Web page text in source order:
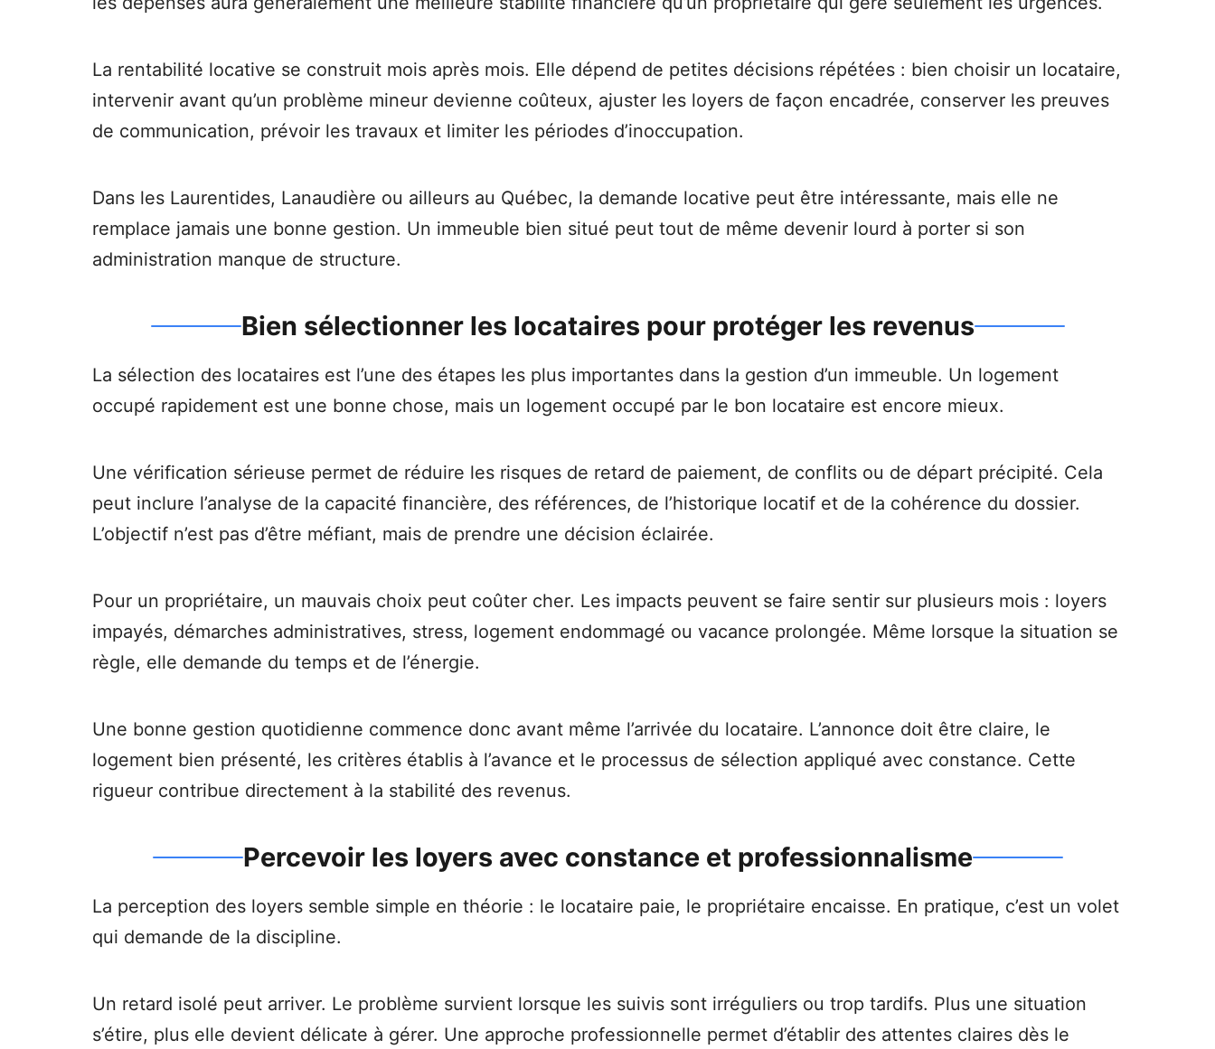
La rentabilité locative se construit mois après mois. Elle dépend de petites décisions répétées : bien choisir un locataire,
intervenir avant qu’un problème mineur devienne coûteux, ajuster les loyers de façon encadrée, conserver les preuves
de communication, prévoir les travaux et limiter les périodes d’inoccupation.
Dans les Laurentides, Lanaudière ou ailleurs au Québec, la demande locative peut être intéressante, mais elle ne
remplace jamais une bonne gestion. Un immeuble bien situé peut tout de même devenir lourd à porter si son
administration manque de structure.
Bien sélectionner les locataires pour protéger les revenus
La sélection des locataires est l’une des étapes les plus importantes dans la gestion d’un immeuble. Un logement
occupé rapidement est une bonne chose, mais un logement occupé par le bon locataire est encore mieux.
Une vérification sérieuse permet de réduire les risques de retard de paiement, de conflits ou de départ précipité. Cela
peut inclure l’analyse de la capacité financière, des références, de l’historique locatif et de la cohérence du dossier.
L’objectif n’est pas d’être méfiant, mais de prendre une décision éclairée.
Pour un propriétaire, un mauvais choix peut coûter cher. Les impacts peuvent se faire sentir sur plusieurs mois : loyers
impayés, démarches administratives, stress, logement endommagé ou vacance prolongée. Même lorsque la situation se
règle, elle demande du temps et de l’énergie.
Une bonne gestion quotidienne commence donc avant même l’arrivée du locataire. L’annonce doit être claire, le
logement bien présenté, les critères établis à l’avance et le processus de sélection appliqué avec constance. Cette
rigueur contribue directement à la stabilité des revenus.
Percevoir les loyers avec constance et professionnalisme
La perception des loyers semble simple en théorie : le locataire paie, le propriétaire encaisse. En pratique, c’est un volet
qui demande de la discipline.
Un retard isolé peut arriver. Le problème survient lorsque les suivis sont irréguliers ou trop tardifs. Plus une situation
s’étire, plus elle devient délicate à gérer. Une approche professionnelle permet d’établir des attentes claires dès le